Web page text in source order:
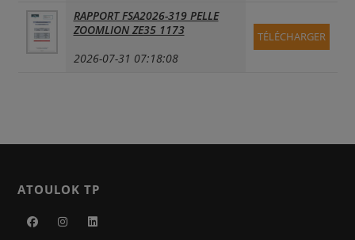
RAPPORT FSA2026-319 PELLE
ZOOMLION ZE35 1173
2026-07-31 07:18:08
TÉLÉCHARGER
ATOULOK TP